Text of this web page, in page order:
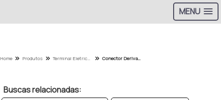
MENU
Home Produtos Terminal Eletrico - Categoria Conector Derivação Perfurante
Buscas relacionadas: